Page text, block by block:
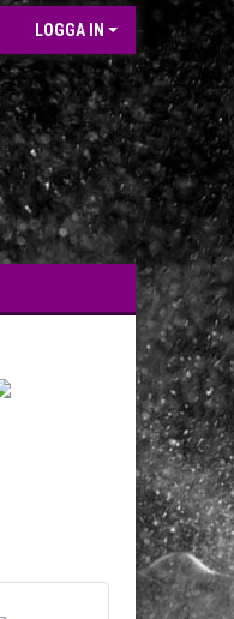
LOGGA IN